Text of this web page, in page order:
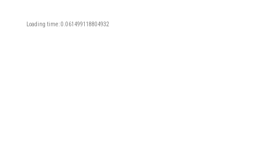
Loading time: 0.061499118804932